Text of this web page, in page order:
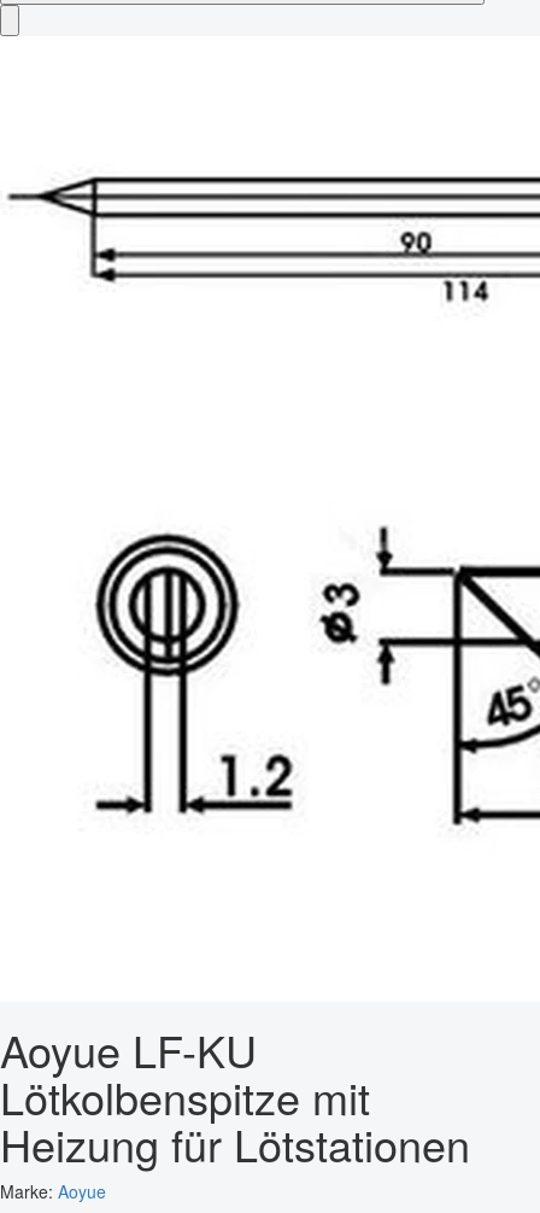
Aoyue LF-KU
Lötkolbenspitze mit
Heizung für Lötstationen
Marke: Aoyue